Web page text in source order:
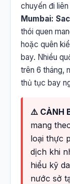
chuyến đi
Mumbai:
thói quen
hoặc quên
bay. Nhiều
trên 6 tháng,
thủ tục bay
⚠️ CẢNH
mang
loại thực
dịch khi
hiểu kỹ
nước sở